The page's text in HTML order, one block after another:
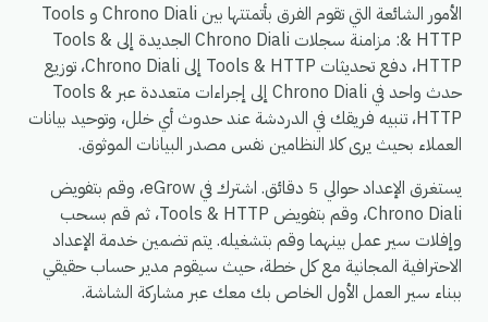
الأمور الشائعة التي تقوم الفرق بأتمتتها بين Chrono Diali و Tools
& HTTP: مزامنة سجلات Chrono Diali الجديدة إلى Tools &
HTTP، دفع تحديثات Tools & HTTP إلى Chrono Diali، توزيع
حدث واحد في Chrono Diali إلى إجراءات متعددة عبر Tools &
HTTP، تنبيه فريقك في الدردشة عند حدوث أي خلل، وتوحيد بيانات
العملاء بحيث يرى كلا النظامين نفس مصدر البيانات الموثوق.
يستغرق الإعداد حوالي 5 دقائق. اشترك في eGrow، وقم بتفويض
Chrono Diali، وقم بتفويض Tools & HTTP، ثم قم بسحب
وإفلات سير عمل بينهما وقم بتشغيله. يتم تضمين خدمة الإعداد
الاحترافية المجانية مع كل خطة، حيث سيقوم مدير حساب حقيقي
ببناء سير العمل الأول الخاص بك معك عبر مشاركة الشاشة.